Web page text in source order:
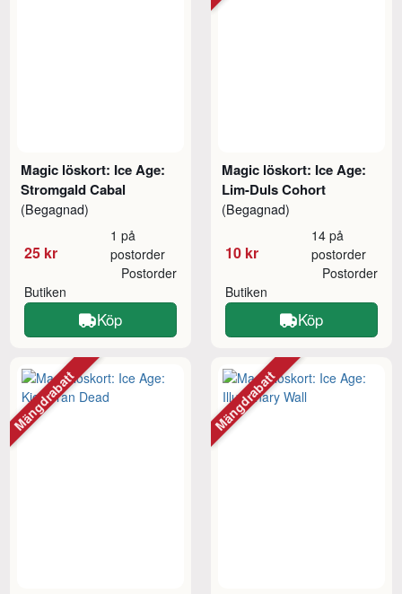
Magic löskort: Ice Age:
Stromgald Cabal
(Begagnad)
25 kr
1 på
postorder
Butiken
Postorder
Köp
Magic löskort: Ice Age:
Lim-Duls Cohort
(Begagnad)
10 kr
14 på
postorder
Butiken
Postorder
Köp
Mängdrabatt Mängdrabatt